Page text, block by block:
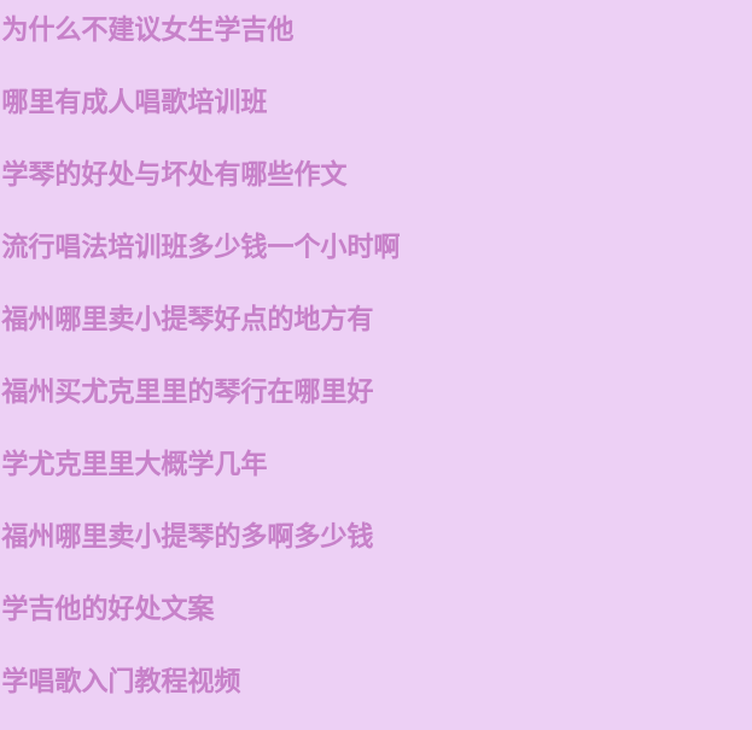
为什么不建议女生学吉他
哪里有成人唱歌培训班
学琴的好处与坏处有哪些作文
流行唱法培训班多少钱一个小时啊
福州哪里卖小提琴好点的地方有
福州买尤克里里的琴行在哪里好
学尤克里里大概学几年
福州哪里卖小提琴的多啊多少钱
学吉他的好处文案
学唱歌入门教程视频